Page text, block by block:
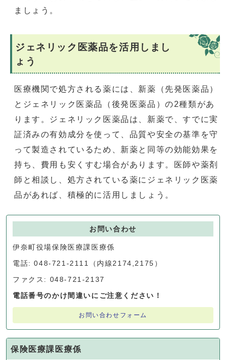
ましょう。
ジェネリック医薬品を活用しまし
ょう
医療機関で処方される薬には、新薬（先発医薬品）
とジェネリック医薬品（後発医薬品）の2種類があ
ります。ジェネリック医薬品は、新薬で、すでに実
証済みの有効成分を使って、品質や安全の基準を守
って製造されているため、新薬と同等の効能効果を
持ち、費用も安くすむ場合があります。医師や薬剤
師と相談し、処方されている薬にジェネリック医薬
品があれば、積極的に活用しましょう。
お問い合わせ
伊奈町役場保険医療課医療係
電話: 048-721-2111（内線2174,2175）
ファクス: 048-721-2137
電話番号のかけ間違いにご注意ください！
お問い合わせフォーム
保険医療課医療係